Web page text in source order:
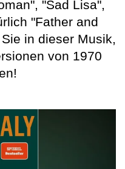
"Sad Lisa",
"Father and
in dieser Musik,
von 1970